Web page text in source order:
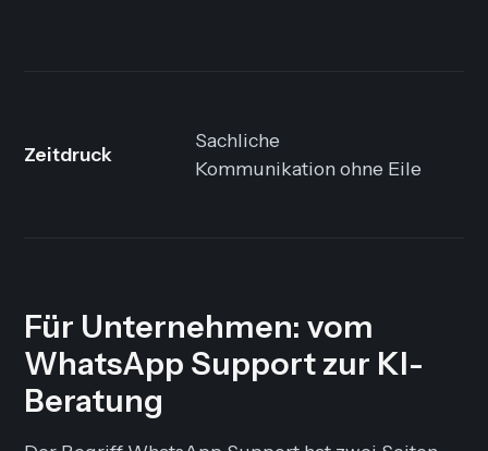
Zeitdruck
Sachliche
Kommunikation ohne Eile
Für Unternehmen: vom
WhatsApp Support zur KI-
Beratung